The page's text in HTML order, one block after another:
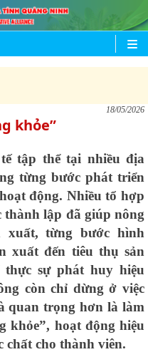
18/05/2026
khỏe”
tập thể tại nhiều địa
từng bước phát triển
động. Nhiều tổ hợp
lập đã giúp nông
từng bước hình
xuất đến tiêu thụ sản
sự phát huy hiệu
còn chỉ dừng ở việc
quan trọng hơn là làm
khỏe”, hoạt động hiệu
chất cho thành viên.